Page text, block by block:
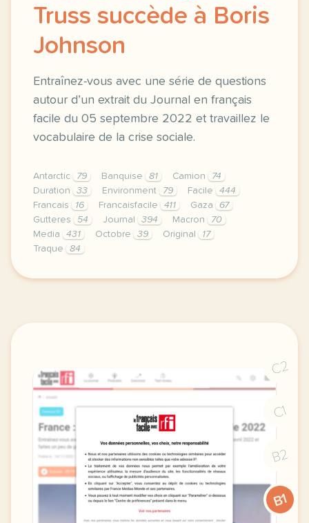
Truss succède à Boris
Johnson
Entraînez-vous avec une série de questions
autour d’un extrait du Journal en français
facile du 05 septembre 2022 et travaillez le
vocabulaire de la crise sociale.
Antarctic 79 Banquise 81 Camion
74
Duration
33 Environment 79 Facile
444
Francais
16 Francaisfacile 411 Gaza
67
Gutteres
54 Journal 394 Macron
70
Media
431 Octobre 39 Original
17
Traque
84
exercice b1 grande bretagne liz truss succede a
C2
C1
B2
B1